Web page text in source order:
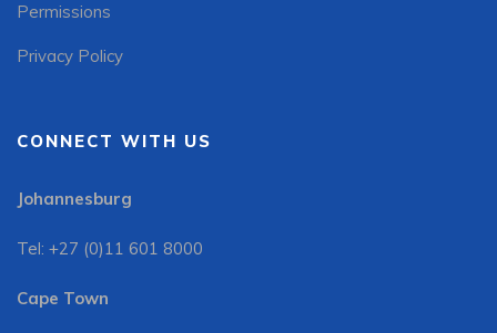
Permissions
Privacy Policy
CONNECT WITH US
Johannesburg
Tel: +27 (0)11 601 8000
Cape Town